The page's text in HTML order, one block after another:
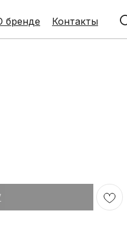
бренде Контакты
бренде Контакты